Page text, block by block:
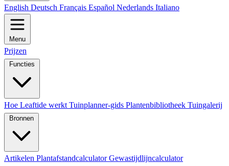
English Deutsch Français Español Nederlands Italiano
Menu
Prijzen
Functies
Hoe Leaftide werkt Tuinplanner-gids Plantenbibliotheek Tuingalerij
Bronnen
Artikelen PlantafstandcalculatorGewastijdlijncalculator